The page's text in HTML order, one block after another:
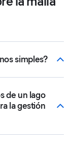
simples?
de un lago
la gestión